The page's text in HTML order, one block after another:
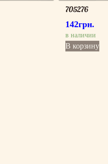
705276
142грн.
в наличии
В корзину